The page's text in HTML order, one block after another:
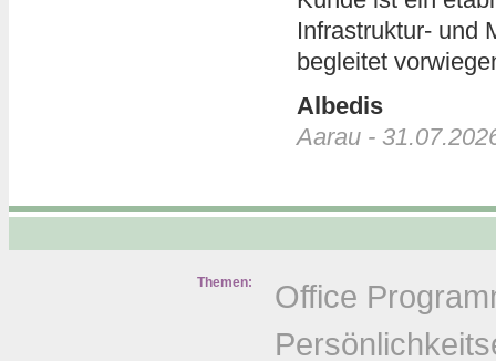
Infrastruktur- und
begleitet
Albedis
Aarau -
Themen:
Office